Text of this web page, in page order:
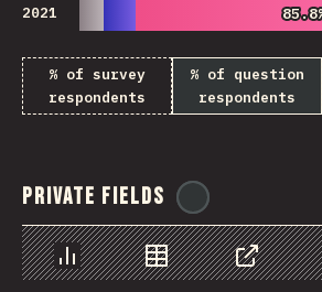
2021
% of survey
respondents
% of question
respondents
Private Fields
Chart Data Share